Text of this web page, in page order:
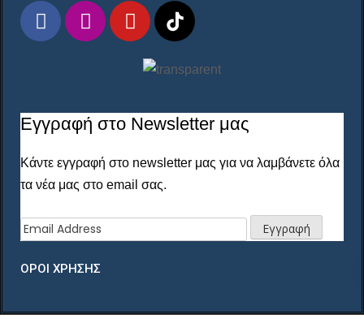
Εγγραφή στο Newsletter μας
Κάντε εγγραφή στο newsletter μας για να λαμβάνετε όλα
τα νέα μας στο email σας.
ΟΡΟΙ ΧΡΗΣΗΣ